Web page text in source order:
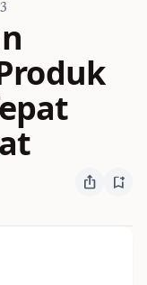
ios_share bookmark_add